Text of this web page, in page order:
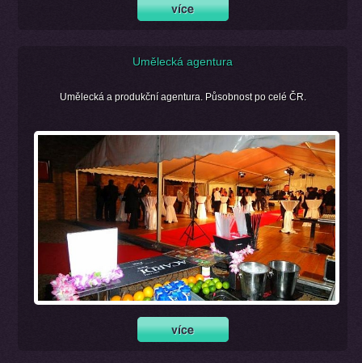
Umělecká agentura
Umělecká a produkční agentura. Působnost po celé ČR.